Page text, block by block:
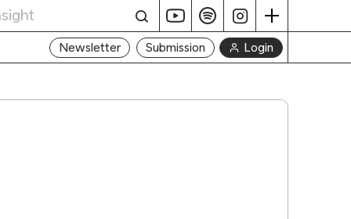
Newsletter Submission Login